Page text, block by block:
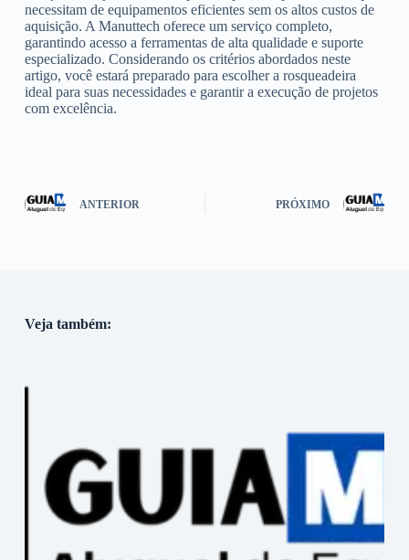
necessitam de equipamentos eficientes sem os altos custos de
aquisição. A Manuttech oferece um serviço completo,
garantindo acesso a ferramentas de alta qualidade e suporte
especializado. Considerando os critérios abordados neste
artigo, você estará preparado para escolher a rosqueadeira
ideal para suas necessidades e garantir a execução de projetos
com excelência.
ANTERIOR PRÓXIMO
Veja também: